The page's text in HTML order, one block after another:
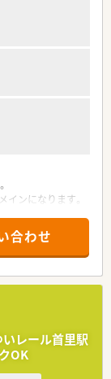
けています。
ており、ほぼ毎年
もあり、現場の
ポート風土で
、提示される給
高水準です。
指せます。
か、年2回の賞
仕組みです。
ンになります。
合わせ
レール首里駅
OK